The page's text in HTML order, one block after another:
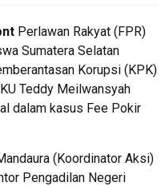
Perlawan Rakyat (FPR)
Sumatera Selatan
Korupsi (KPK)
Teddy Meilwansyah
dalam kasus Fee Pokir
(Koordinator Aksi)
Pengadilan Negeri